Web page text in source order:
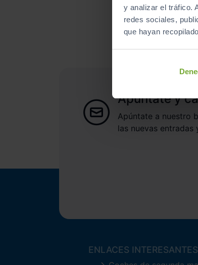
y analizar el tráfico.
redes sociales,
que hayan
¿A qué
Apúntate y
Apúntate a nuestro
las nuevas entradas
ENLACES INTERESANTES